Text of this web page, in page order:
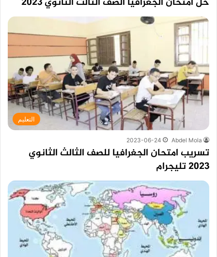
التعليم
Abdel Mola
2023-06-24
تسريب امتحان الجغرافيا للصف الثالث الثانوي
2023 تليجرام